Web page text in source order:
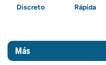
Discreto
Rápida
Más